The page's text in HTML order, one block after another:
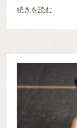
続きを読む